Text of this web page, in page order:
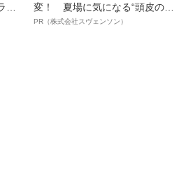
変！ 夏場に気になる“頭皮のニ
オイ”や“ベタつき”を解消す
PR（株式会社スヴェンソン）